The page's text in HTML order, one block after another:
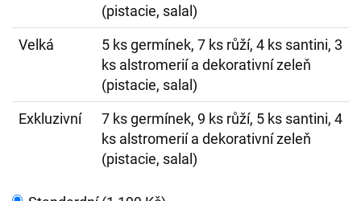
(pistacie, salal)
Velká
5 ks germínek, 7 ks růží, 4 ks santini, 3
ks alstromerií a dekorativní zeleň
(pistacie, salal)
Exkluzivní
7 ks germínek, 9 ks růží, 5 ks santini, 4
ks alstromerií a dekorativní zeleň
(pistacie, salal)